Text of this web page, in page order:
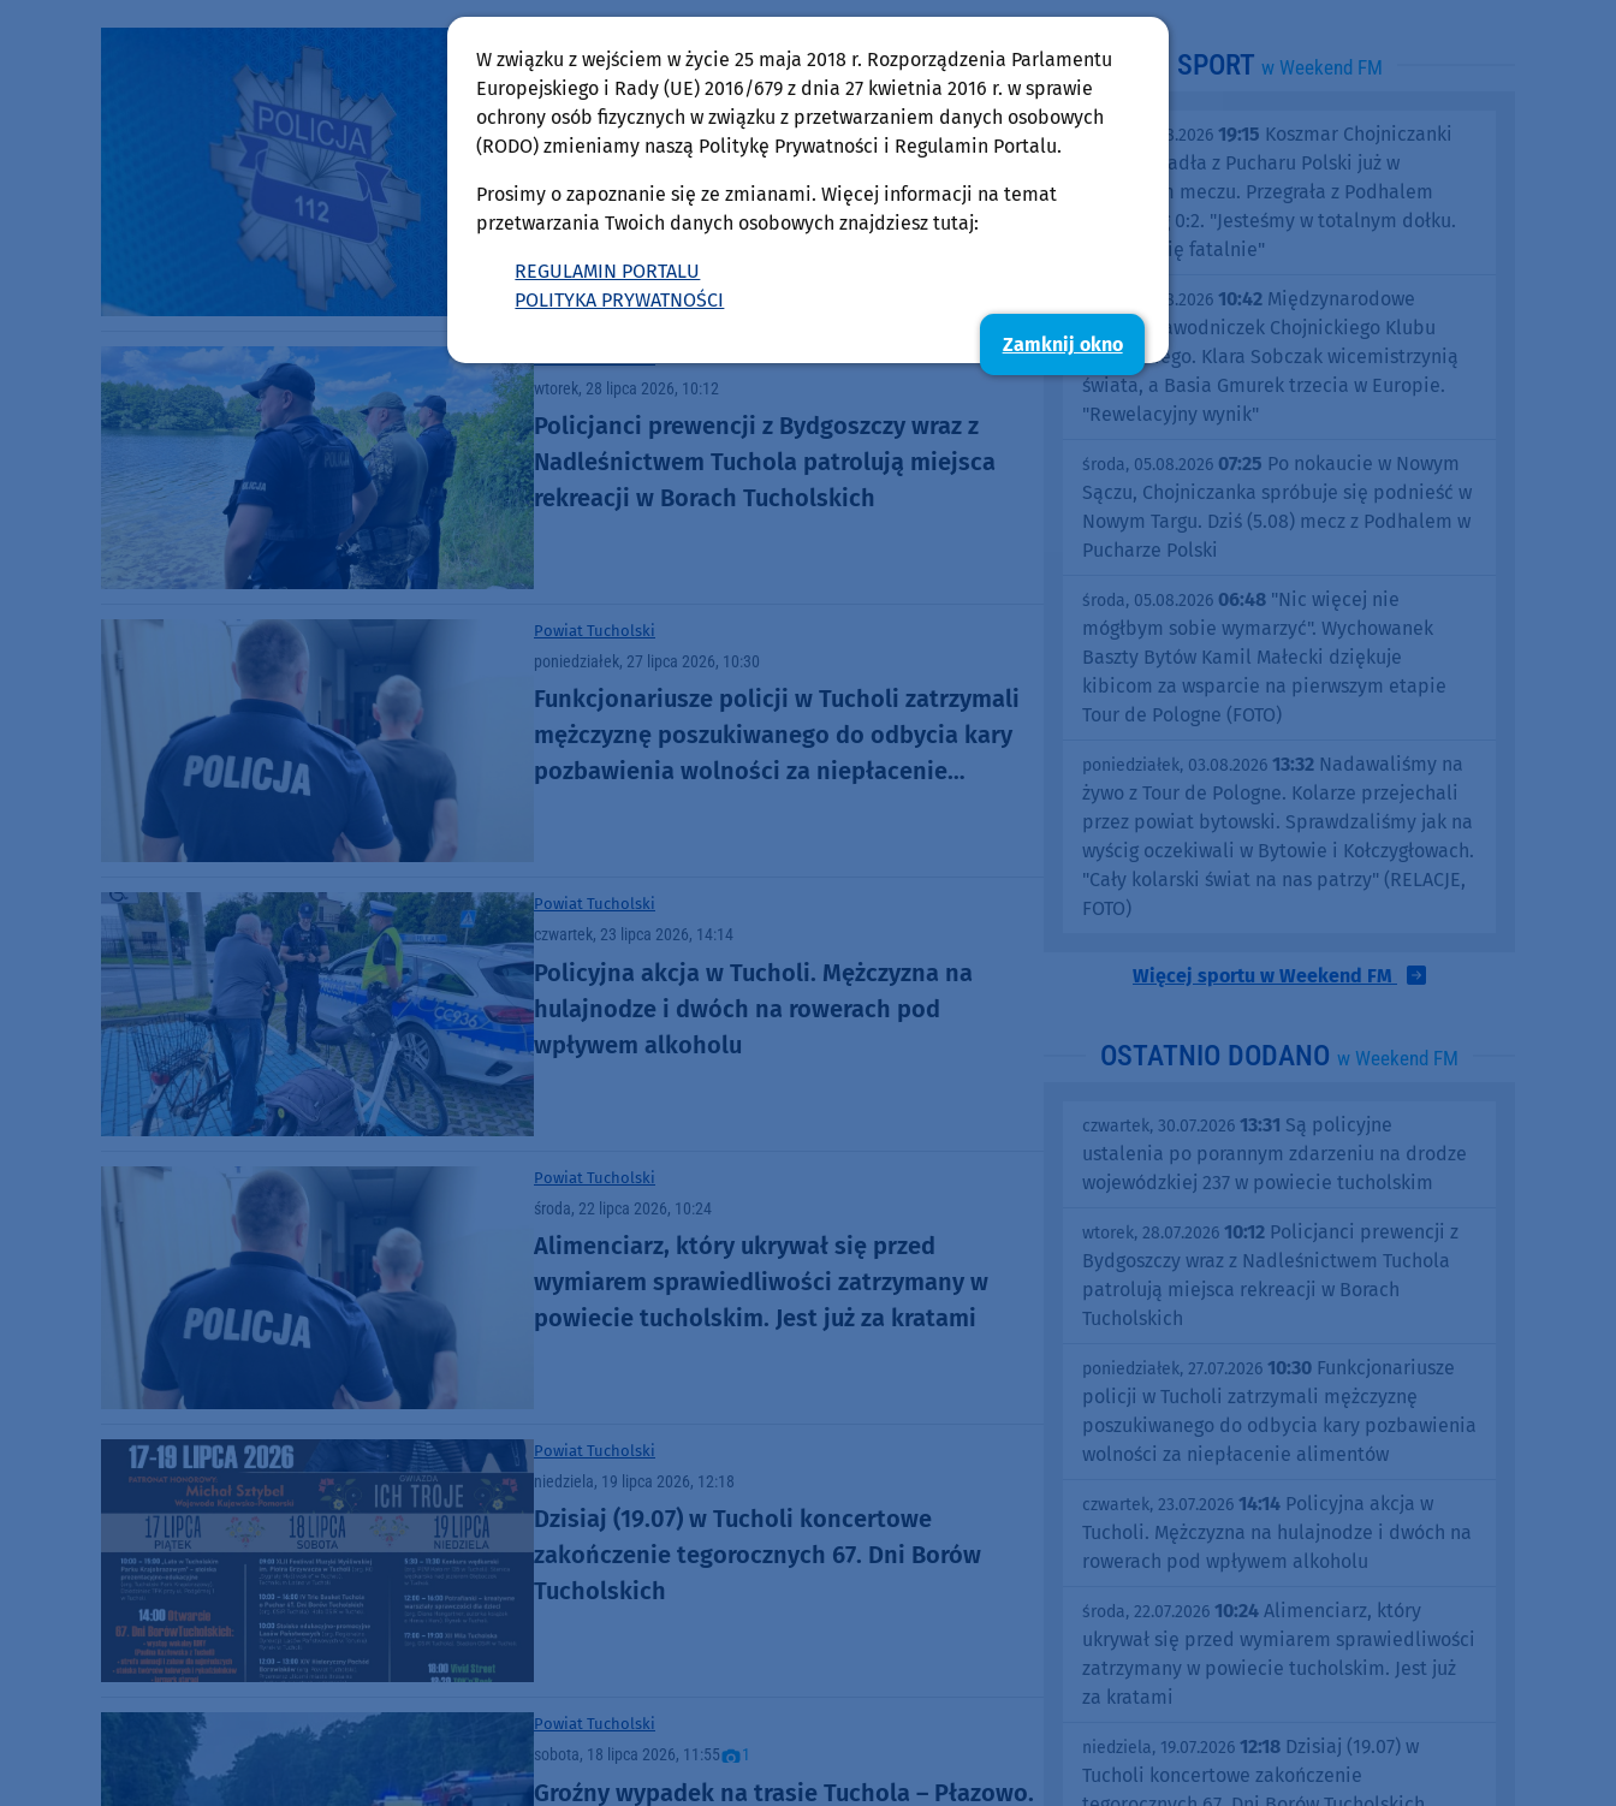
czwartek, 30 lipca 2026, 13:31
Są policyjne ustalenia po porannym zdarzeniu
na drodze wojewódzkiej 237 w powiecie
tucholskim
wtorek, 28 lipca 2026, 10:12
Policjanci prewencji z Bydgoszczy wraz z
Nadleśnictwem Tuchola patrolują miejsca
rekreacji w Borach Tucholskich
Powiat Tucholski
poniedziałek, 27 lipca 2026, 10:30
Funkcjonariusze policji w Tucholi zatrzymali
mężczyznę poszukiwanego do odbycia kary
pozbawienia wolności za niepłacenie
Powiat Tucholski
czwartek, 23 lipca 2026, 14:14
Policyjna akcja w Tucholi. Mężczyzna na
hulajnodze i dwóch na rowerach pod
wpływem alkoholu
Powiat Tucholski
środa, 22 lipca 2026, 10:24
Alimenciarz, który ukrywał się przed
wymiarem sprawiedliwości zatrzymany w
powiecie tucholskim. Jest już za kratami
Powiat Tucholski
niedziela, 19 lipca 2026, 12:18
Dzisiaj (19.07) w Tucholi koncertowe
zakończenie tegorocznych 67. Dni Borów
Tucholskich
Powiat Tucholski
sobota, 18 lipca 2026, 11:55 1
Groźny wypadek na trasie Tuchola – Płazowo.
SPORT w Weekend FM
środa, 05.08.2026 19:15 Koszmar Chojniczanki
trwa. Odpadła z Pucharu Polski już w
pierwszym meczu. Przegrała z Podhalem
Nowy Targ 0:2. "Jesteśmy w totalnym dołku.
Czujemy się fatalnie"
środa, 05.08.2026 10:42 Międzynarodowe
sukcesy zawodniczek Chojnickiego Klubu
Żeglarskiego. Klara Sobczak wicemistrzynią
świata, a Basia Gmurek trzecia w Europie.
"Rewelacyjny wynik"
środa, 05.08.2026 07:25 Po nokaucie w Nowym
Sączu, Chojniczanka spróbuje się podnieść w
Nowym Targu. Dziś (5.08) mecz z Podhalem w
Pucharze Polski
środa, 05.08.2026 06:48 "Nic więcej nie
mógłbym sobie wymarzyć". Wychowanek
Baszty Bytów Kamil Małecki dziękuje
kibicom za wsparcie na pierwszym etapie
Tour de Pologne (FOTO)
poniedziałek, 03.08.2026 13:32 Nadawaliśmy na
żywo z Tour de Pologne. Kolarze przejechali
przez powiat bytowski. Sprawdzaliśmy jak na
wyścig oczekiwali w Bytowie i Kołczygłowach.
"Cały kolarski świat na nas patrzy" (RELACJE,
FOTO)
Więcej sportu w Weekend FM
OSTATNIO DODANO w Weekend FM
czwartek, 30.07.2026 13:31 Są policyjne
ustalenia po porannym zdarzeniu na drodze
wojewódzkiej 237 w powiecie tucholskim
wtorek, 28.07.2026 10:12 Policjanci prewencji z
Bydgoszczy wraz z Nadleśnictwem Tuchola
patrolują miejsca rekreacji w Borach
Tucholskich
poniedziałek, 27.07.2026 10:30 Funkcjonariusze
policji w Tucholi zatrzymali mężczyznę
poszukiwanego do odbycia kary pozbawienia
wolności za niepłacenie alimentów
czwartek, 23.07.2026 14:14 Policyjna akcja w
Tucholi. Mężczyzna na hulajnodze i dwóch na
rowerach pod wpływem alkoholu
środa, 22.07.2026 10:24 Alimenciarz, który
ukrywał się przed wymiarem sprawiedliwości
zatrzymany w powiecie tucholskim. Jest już
za kratami
niedziela, 19.07.2026 12:18 Dzisiaj (19.07) w
Tucholi koncertowe zakończenie
W związku z wejściem w życie 25 maja 2018 r. Rozporządzenia Parlamentu
Europejskiego i Rady (UE) 2016/679 z dnia 27 kwietnia 2016 r. w sprawie
ochrony osób fizycznych w związku z przetwarzaniem danych osobowych
(RODO) zmieniamy naszą Politykę Prywatności i Regulamin Portalu.
Prosimy o zapoznanie się ze zmianami. Więcej informacji na temat
przetwarzania Twoich danych osobowych znajdziesz tutaj:
REGULAMIN PORTALU
POLITYKA PRYWATNOŚCI
Zamknij okno